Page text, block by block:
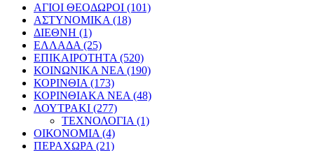
ΑΓΙΟΙ ΘΕΟΔΩΡΟΙ (101)
ΑΣΤΥΝΟΜΙΚΑ (18)
ΔΙΕΘΝΗ (1)
ΕΛΛΑΔΑ (25)
ΕΠΙΚΑΙΡΟΤΗΤΑ (520)
ΚΟΙΝΩΝΙΚΑ ΝΕΑ (190)
ΚΟΡΙΝΘΙΑ (173)
ΚΟΡΙΝΘΙΑΚΑ ΝΕΑ (48)
ΛΟΥΤΡΑΚΙ (277)
ΤΕΧΝΟΛΟΓΙΑ (1)
ΟΙΚΟΝΟΜΙΑ (4)
ΠΕΡΑΧΩΡΑ (21)